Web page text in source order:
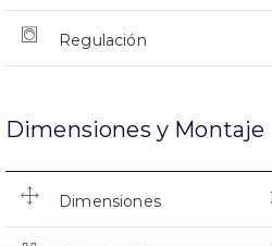
Regulación
Dimensiones y Montaje
Dimensiones